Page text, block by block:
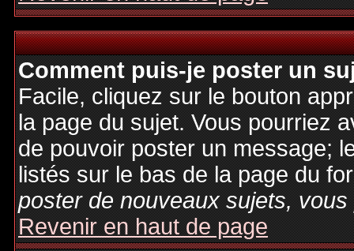
Comment puis-je poster un
Facile, cliquez sur le bouton
la page du sujet. Vous pourriez
de pouvoir poster un message;
listés sur le bas de la page du
poster de nouveaux sujets,
Revenir en haut de page